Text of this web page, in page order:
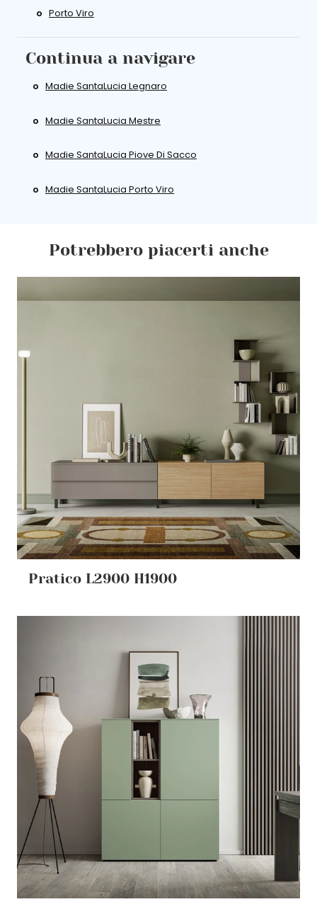
Porto Viro
Continua a navigare
Madie SantaLucia Legnaro
Madie SantaLucia Mestre
Madie SantaLucia Piove Di Sacco
Madie SantaLucia Porto Viro
Potrebbero piacerti anche
Pratico L2900 H1900